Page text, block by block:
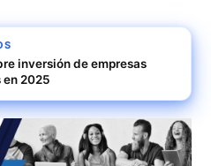
inversión de empresas
2025